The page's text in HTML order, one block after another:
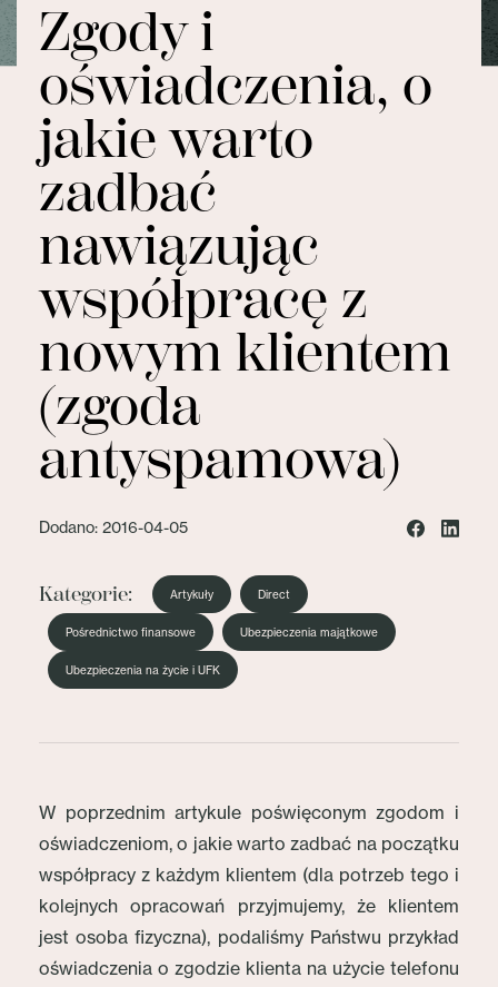
Zgody i
oświadczenia, o
jakie warto
zadbać
nawiązując
współpracę z
nowym klientem
(zgoda
antyspamowa)
Dodano: 2016-04-05
Kategorie: Artykuły Direct
Pośrednictwo finansowe Ubezpieczenia majątkowe
Ubezpieczenia na życie i UFK
W poprzednim artykule poświęconym zgodom i
oświadczeniom, o jakie warto zadbać na początku
współpracy z każdym klientem (dla potrzeb tego i
kolejnych opracowań przyjmujemy, że klientem
jest osoba fizyczna), podaliśmy Państwu przykład
oświadczenia o zgodzie klienta na użycie telefonu